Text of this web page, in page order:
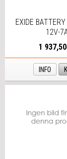
EXIDE
12V-
1
INFO